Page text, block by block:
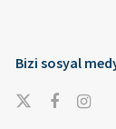
Bizi sosyal